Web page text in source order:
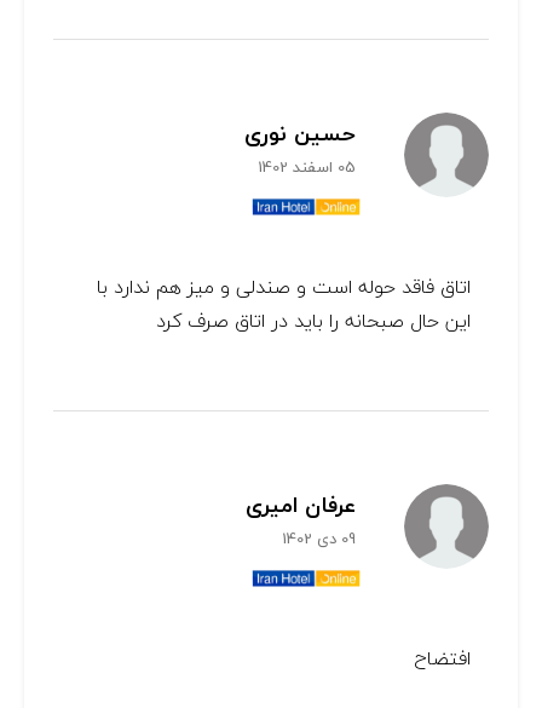
حسین نوری
05 اسفند 1402
اتاق فاقد حوله است و صندلی و میز هم ندارد با
این حال صبحانه را باید در اتاق صرف کرد
عرفان امیری
09 دی 1402
افتضاح